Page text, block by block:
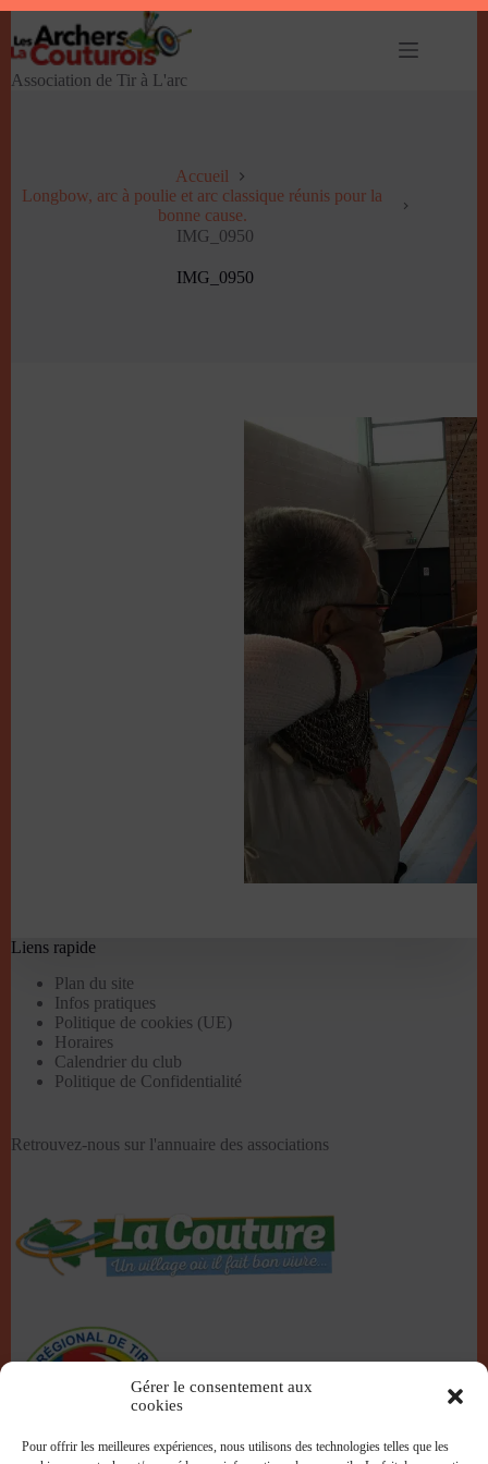
Gérer le consentement aux
cookies
Pour offrir les meilleures expériences, nous utilisons des technologies telles que les
au
contenu
Association de Tir à L'arc
Accueil
Longbow, arc à poulie et arc classique réunis pour la
bonne cause.
IMG_0950
IMG_0950
Liens rapide
Plan du site
Infos pratiques
Politique de cookies (UE)
Horaires
Calendrier du club
Politique de Confidentialité
Retrouvez-nous sur l'annuaire des associations